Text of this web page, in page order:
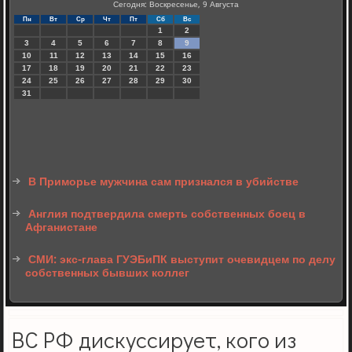
Сегодня: Воскресенье, 9 Августа
Пн Вт Ср Чт Пт Сб Вс
1
2
3
4 5 6 7 8
9
10
11 12 13 14 15
16
17
18 19 20 21 22
23
24
25 26 27 28 29
30
31
В Приморье мужчина сам признался в убийстве
Англия подтвердила смерть собственных боец в
Афганистане
СМИ: экс-глава ГУЭБиПК выступит очевидцем по делу
собственных бывших коллег
ВС РФ дискуссирует, кого из